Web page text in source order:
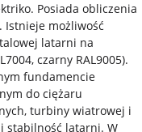
Posiada obliczenia
Istnieje możliwość
latarni na
czarny RAL9005).
fundamencie
do ciężaru
turbiny wiatrowej i
stabilność latarni. W